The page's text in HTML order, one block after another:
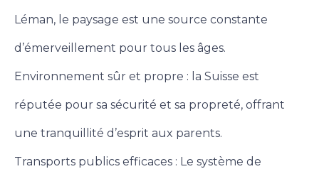
Léman, le paysage est une source constante
d’émerveillement pour tous les âges.
Environnement sûr et propre : la Suisse est
réputée pour sa sécurité et sa propreté, offrant
une tranquillité d’esprit aux parents.
Transports publics efficaces : Le système de